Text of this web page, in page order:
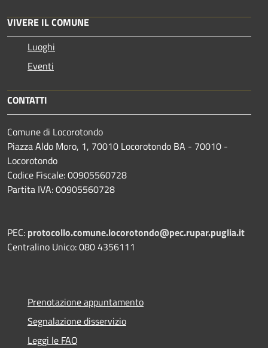
VIVERE IL COMUNE
Luoghi
Eventi
CONTATTI
Comune di Locorotondo
Piazza Aldo Moro, 1, 70010 Locorotondo BA - 70010 -
Locorotondo
Codice Fiscale: 00905560728
Partita IVA: 00905560728
PEC: protocollo.comune.locorotondo@pec.rupar.puglia.it
Centralino Unico: 080 4356111
Prenotazione appuntamento
Segnalazione disservizio
Leggi le FAQ